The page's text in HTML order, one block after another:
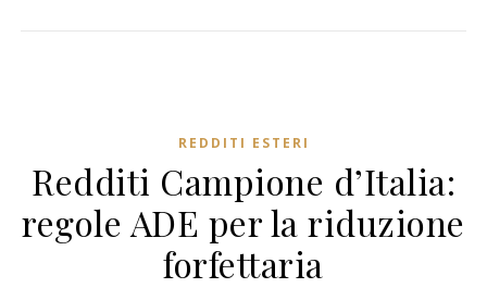
REDDITI ESTERI
Redditi Campione d’Italia:
regole ADE per la riduzione
forfettaria